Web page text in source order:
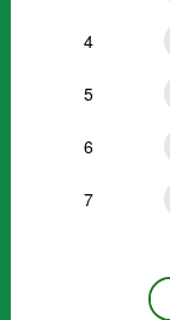
4
5
6
7